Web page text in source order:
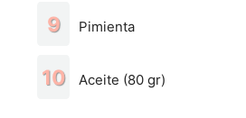
Pimienta
Aceite (80 gr)